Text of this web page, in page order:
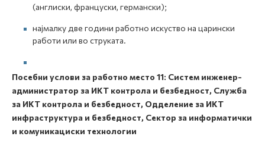
(англиски, француски, германски);
најмалку две години работно искуство на царински
работи или во струката.
Посебни услови за работно место 11: Систем инженер-
администратор за ИКТ контрола и безбедност, Служба
за ИКТ контрола и безбедност, Одделение за ИКТ
инфраструктура и безбедност, Сектор за информатички
и комуникациски технологии